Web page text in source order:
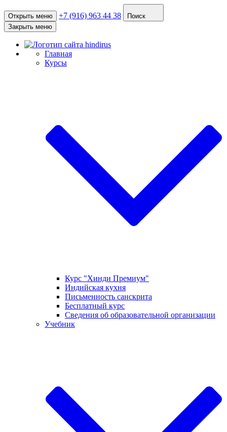
Открыть меню +7 (916) 963 44 38
Поиск
Закрыть меню
Главная
Курсы
Курс "Хинди Премиум"
Индийская кухня
Письменность санскрита
Бесплатный курс
Сведения об образовательной организации
Учебник